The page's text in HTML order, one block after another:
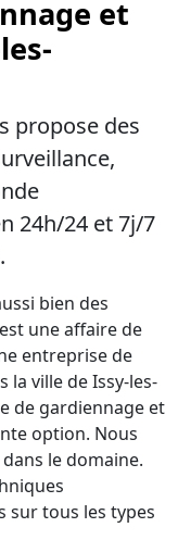
et
propose des
24h/24 et 7j/7
bien des
une affaire de
entreprise de
la ville de Issy-les-
de gardiennage et
option. Nous
le domaine.
sur tous les types